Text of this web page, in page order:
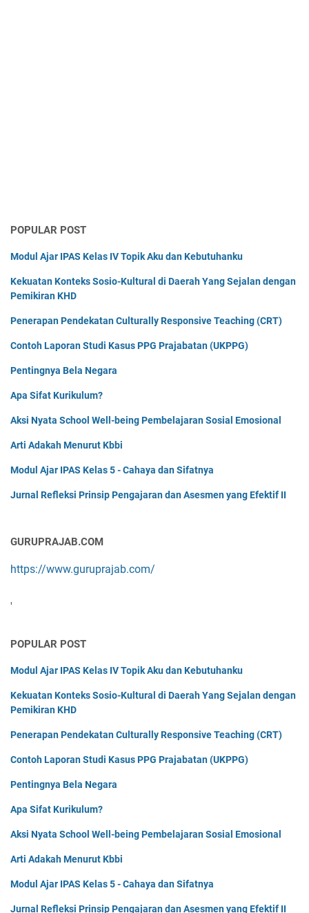
POPULAR POST
Modul Ajar IPAS Kelas IV Topik Aku dan Kebutuhanku
Kekuatan Konteks Sosio-Kultural di Daerah Yang Sejalan dengan
Pemikiran KHD
Penerapan Pendekatan Culturally Responsive Teaching (CRT)
Contoh Laporan Studi Kasus PPG Prajabatan (UKPPG)
Pentingnya Bela Negara
Apa Sifat Kurikulum?
Aksi Nyata School Well-being Pembelajaran Sosial Emosional
Arti Adakah Menurut Kbbi
Modul Ajar IPAS Kelas 5 - Cahaya dan Sifatnya
Jurnal Refleksi Prinsip Pengajaran dan Asesmen yang Efektif II
GURUPRAJAB.COM
https://www.guruprajab.com/
'
POPULAR POST
Modul Ajar IPAS Kelas IV Topik Aku dan Kebutuhanku
Kekuatan Konteks Sosio-Kultural di Daerah Yang Sejalan dengan
Pemikiran KHD
Penerapan Pendekatan Culturally Responsive Teaching (CRT)
Contoh Laporan Studi Kasus PPG Prajabatan (UKPPG)
Pentingnya Bela Negara
Apa Sifat Kurikulum?
Aksi Nyata School Well-being Pembelajaran Sosial Emosional
Arti Adakah Menurut Kbbi
Modul Ajar IPAS Kelas 5 - Cahaya dan Sifatnya
Jurnal Refleksi Prinsip Pengajaran dan Asesmen yang Efektif II